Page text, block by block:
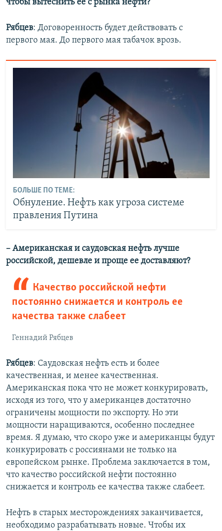
чтобы вытеснить ее с рынка нефти?
Рябцев: Договоренность будет действовать с
первого мая. До первого мая табачок врозь.
БОЛЬШЕ ПО ТЕМЕ:
Обнуление. Нефть как угроза системе
правления Путина
– Американская и саудовская нефть лучше
российской, дешевле и проще ее доставляют?
Качество российской нефти
постоянно снижается и контроль ее
качества также слабеет
Геннадий Рябцев
Рябцев: Саудовская нефть есть и более
качественная, и менее качественная.
Американская пока что не может конкурировать,
исходя из того, что у американцев достаточно
ограничены мощности по экспорту. Но эти
мощности наращиваются, особенно последнее
время. Я думаю, что скоро уже и американцы будут
конкурировать с россиянами не только на
европейском рынке. Проблема заключается в том,
что качество российской нефти постоянно
снижается и контроль ее качества также слабеет.
Нефть в старых месторождениях заканчивается,
необходимо разрабатывать новые. Чтобы их